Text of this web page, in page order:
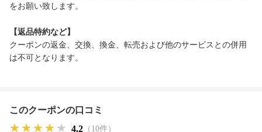
をお願い致します。
【返品特約など】
クーポンの返金、交換、換金、転売および他のサービスとの併用
は不可となります。
このクーポンの口コミ
★★★★★
★★★★★
★★★★★ 4.2 （10件）